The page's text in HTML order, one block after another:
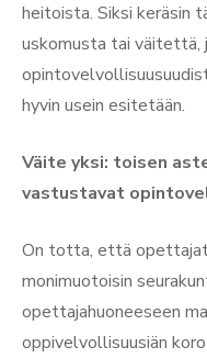
heitoista. Siksi keräsin
uskomusta tai
hyvin usein esitetään.
Väite yksi: toisen
vastustavat
On totta, että
monimuotoisin
opettajahuoneeseen
oppivelvollisuusiän